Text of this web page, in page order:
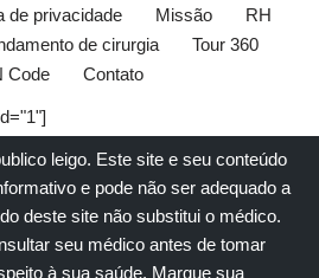
de privacidade Missão
RH
de cirurgia
Tour 360
Code
Contato
leigo. Este site e seu conteúdo
e pode não ser adequado a
deste site não substitui o médico.
seu médico antes de tomar
à sua saúde. Marque sua